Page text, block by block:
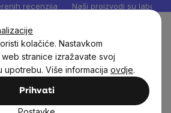
kolačiće. Nastavkom
stranice izražavate svoj
upotrebu. Više informacija ovdje.
Prihvati
recenzija Naši proizvodi su
Njega kose